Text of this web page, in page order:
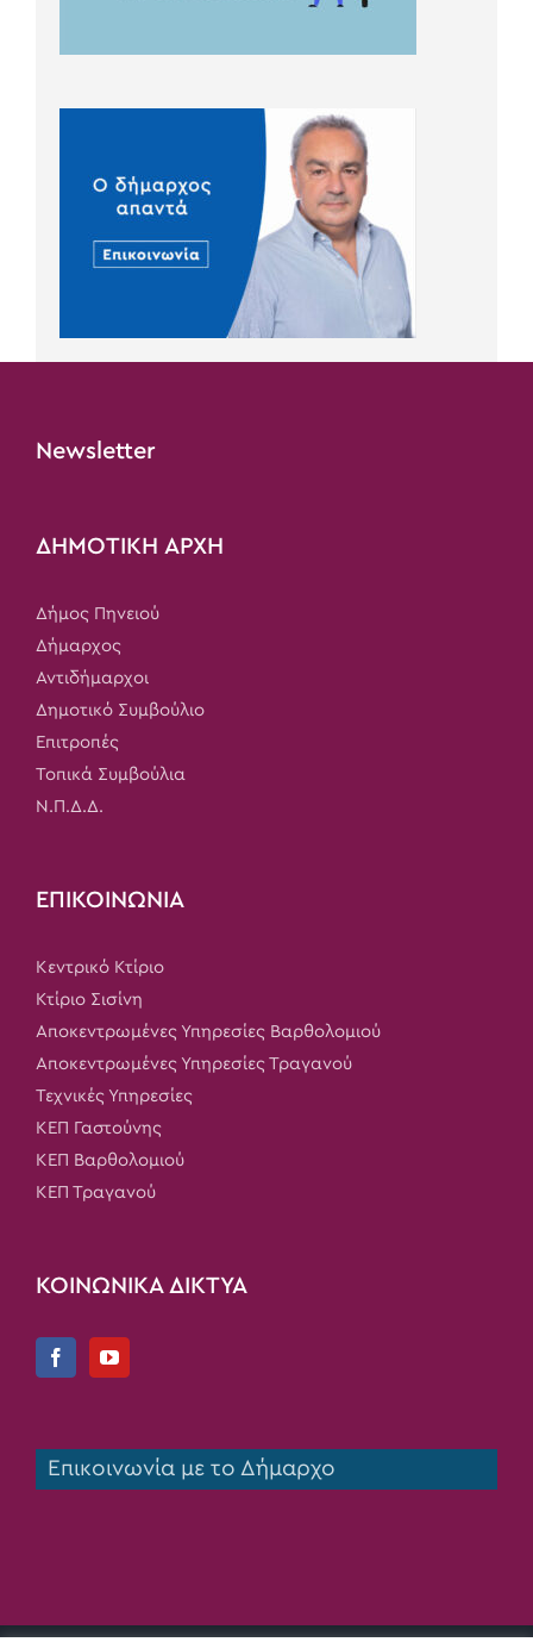
Newsletter
ΔΗΜΟΤΙΚΗ ΑΡΧΗ
Δήμος Πηνειού
Δήμαρχος
Αντιδήμαρχοι
Δημοτικό Συμβούλιο
Επιτροπές
Τοπικά Συμβούλια
Ν.Π.Δ.Δ.
ΕΠΙΚΟΙΝΩΝΙΑ
Κεντρικό Κτίριο
Κτίριο Σισίνη
Αποκεντρωμένες Υπηρεσίες Βαρθολομιού
Αποκεντρωμένες Υπηρεσίες Τραγανού
Τεχνικές Υπηρεσίες
ΚΕΠ Γαστούνης
ΚΕΠ Βαρθολομιού
ΚΕΠ Τραγανού
ΚΟΙΝΩΝΙΚΑ ΔΙΚΤΥΑ
Επικοινωνία με το Δήμαρχο